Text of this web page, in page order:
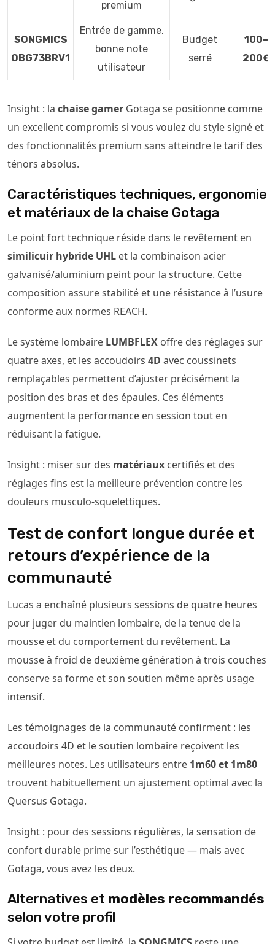
premium
SONGMICS
OBG73BRV1
Entrée de gamme,
bonne note
utilisateur
Budget
serré
100–
200€
Insight : la chaise gamer Gotaga se positionne comme
un excellent compromis si vous voulez du style signé et
des fonctionnalités premium sans atteindre le tarif des
ténors absolus.
Caractéristiques techniques, ergonomie
et matériaux de la chaise Gotaga
Le point fort technique réside dans le revêtement en
similicuir hybride UHL et la combinaison acier
galvanisé/aluminium peint pour la structure. Cette
composition assure stabilité et une résistance à l’usure
conforme aux normes REACH.
Le système lombaire LUMBFLEX offre des réglages sur
quatre axes, et les accoudoirs 4D avec coussinets
remplaçables permettent d’ajuster précisément la
position des bras et des épaules. Ces éléments
augmentent la performance en session tout en
réduisant la fatigue.
Insight : miser sur des matériaux certifiés et des
réglages fins est la meilleure prévention contre les
douleurs musculo-squelettiques.
Test de confort longue durée et
retours d’expérience de la
communauté
Lucas a enchaîné plusieurs sessions de quatre heures
pour juger du maintien lombaire, de la tenue de la
mousse et du comportement du revêtement. La
mousse à froid de deuxième génération à trois couches
conserve sa forme et son soutien même après usage
intensif.
Les témoignages de la communauté confirment : les
accoudoirs 4D et le soutien lombaire reçoivent les
meilleures notes. Les utilisateurs entre 1m60 et 1m80
trouvent habituellement un ajustement optimal avec la
Quersus Gotaga.
Insight : pour des sessions régulières, la sensation de
confort durable prime sur l’esthétique — mais avec
Gotaga, vous avez les deux.
Alternatives et modèles recommandés
selon votre profil